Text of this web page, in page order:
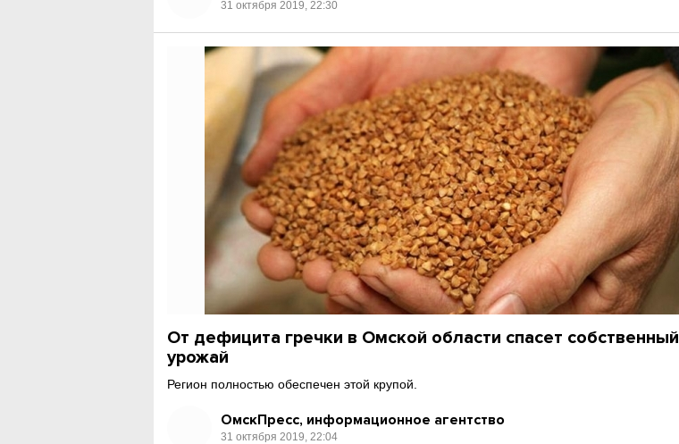
31 октября 2019, 22:30
От дефицита гречки в Омской области спасет собственный
урожай
Регион полностью обеспечен этой крупой.
ОмскПресс, информационное агентство
31 октября 2019, 22:04